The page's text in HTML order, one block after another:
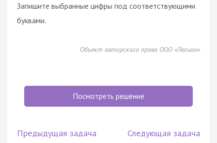
Запишите выбранные цифры под соответствующими
буквами.
Объект авторского права ООО «Легион»
Посмотреть решение
Предыдущая задача Следующая задача